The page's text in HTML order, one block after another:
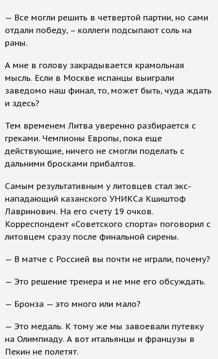
— Все могли решить в четвертой партии, но сами
отдали победу, – коллеги подсыпают соль на
раны.
А мне в голову закрадывается крамольная
мысль. Если в Москве испанцы выиграли
заведомо наш финал, то, может быть, чуда ждать
и здесь?
Тем временем Литва уверенно разбирается с
греками. Чемпионы Европы, пока еще
действующие, ничего не смогли поделать с
дальними бросками прибалтов.
Самым результативным у литовцев стал экс-
нападающий казанского УНИКСа Кшиштоф
Лавринович. На его счету 19 очков.
Корреспондент «Советского спорта» поговорил с
литовцем сразу после финальной сирены.
— В матче с Россией вы почти не играли, почему?
— Это решение тренера и не мне его обсуждать.
— Бронза — это много или мало?
— Это медаль. К тому же мы завоевали путевку
на Олимпиаду. А вот итальянцы и французы в
Пекин не полетят.